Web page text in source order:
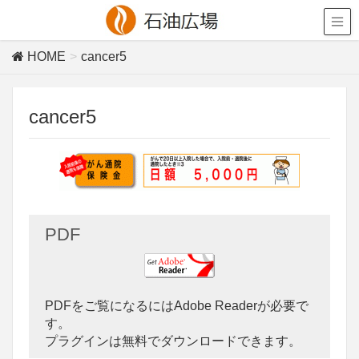
HOME cancer5
cancer5
PDF
PDFをご覧になるにはAdobe Readerが必要で
す。
プラグインは無料でダウンロードできます。